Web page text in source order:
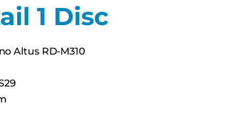
1 Disc
Altus RD-M310